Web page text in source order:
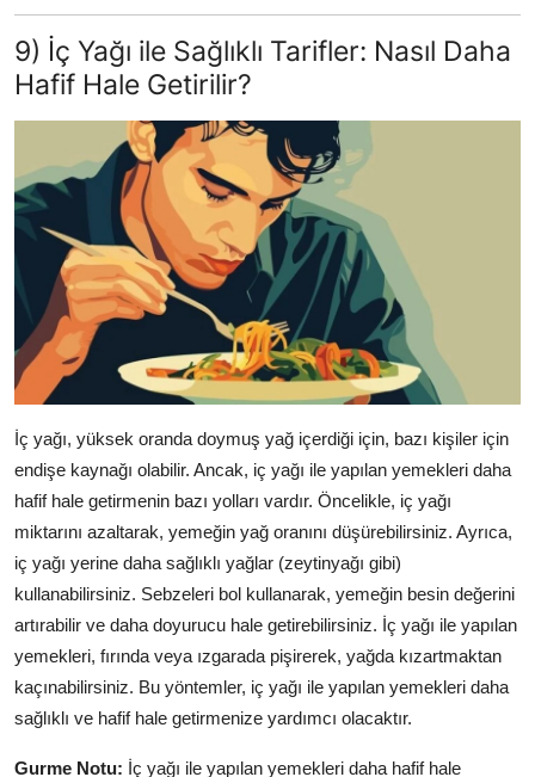
9) İç Yağı ile Sağlıklı Tarifler: Nasıl Daha
Hafif Hale Getirilir?
İç yağı, yüksek oranda doymuş yağ içerdiği için, bazı kişiler için
endişe kaynağı olabilir. Ancak, iç yağı ile yapılan yemekleri daha
hafif hale getirmenin bazı yolları vardır. Öncelikle, iç yağı
miktarını azaltarak, yemeğin yağ oranını düşürebilirsiniz. Ayrıca,
iç yağı yerine daha sağlıklı yağlar (zeytinyağı gibi)
kullanabilirsiniz. Sebzeleri bol kullanarak, yemeğin besin değerini
artırabilir ve daha doyurucu hale getirebilirsiniz. İç yağı ile yapılan
yemekleri, fırında veya ızgarada pişirerek, yağda kızartmaktan
kaçınabilirsiniz. Bu yöntemler, iç yağı ile yapılan yemekleri daha
sağlıklı ve hafif hale getirmenize yardımcı olacaktır.
Gurme Notu: İç yağı ile yapılan yemekleri daha hafif hale